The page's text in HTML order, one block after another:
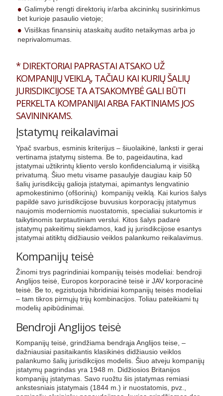
Galimybė rengti direktorių ir/arba akcininkų susirinkimus
bet kurioje pasaulio vietoje;
Visiškas finansinių ataskaitų audito netaikymas arba jo
neprivalomumas.
* DIREKTORIAI PAPRASTAI ATSAKO UŽ
KOMPANIJŲ VEIKLĄ, TAČIAU KAI KURIŲ ŠALIŲ
JURISDIKCIJOSE TA ATSAKOMYBĖ GALI BŪTI
PERKELTA KOMPANIJAI ARBA FAKTINIAMS JOS
SAVININKAMS.
Įstatymų reikalavimai
Ypač svarbus, esminis kriterijus – šiuolaikinė, lanksti ir gerai
vertinama įstatymų sistema. Be to, pageidautina, kad
įstatymai užtikrintų kliento verslo konfidencialumą ir visišką
privatumą. Šiuo metu visame pasaulyje daugiau kaip 50
šalių jurisdikcijų galioja įstatymai, apimantys lengvatinio
apmokestinimo (ofšorinių) kompanijų veiklą. Kai kurios šalys
papildė savo jurisdikcijose buvusius korporacijų įstatymus
naujomis moderniomis nuostatomis, specialiai sukurtomis ir
taikytinomis tarptautiniam verslui. Kitos šalys padarė
įstatymų pakeitimų siekdamos, kad jų jurisdikcijose esantys
įstatymai atitiktų didžiausio veiklos palankumo reikalavimus.
Kompanijų teisė
Žinomi trys pagrindiniai kompanijų teisės modeliai: bendroji
Anglijos teisė, Europos korporacinė teisė ir JAV korporacinė
teisė. Be to, egzistuoja hibridiniai kompanijų teisės modeliai
– tam tikros pirmųjų trijų kombinacijos. Toliau pateikiami tų
modelių apibūdinimai.
Bendroji Anglijos teisė
Kompanijų teisė, grindžiama bendrąja Anglijos teise, –
dažniausiai pasitaikantis klasikinės didžiausio veiklos
palankumo šalių jurisdikcijos modelis. Šiuo atveju kompanijų
įstatymų pagrindas yra 1948 m. Didžiosios Britanijos
kompanijų įstatymas. Savo ruožtu šis įstatymas remiasi
ankstesniais įstatymais (1844 m.) ir nuostatomis, pvz.,